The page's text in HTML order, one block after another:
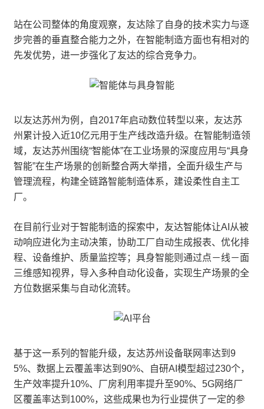
站在公司整体的角度观察，友达除了自身的技术实力与逐
步完善的垂直整合能力之外，在智能制造方面也有相对的
先发优势，进一步强化了友达的综合竞争力。
以友达苏州为例，自2017年启动数位转型以来，友达苏
州累计投入近10亿元用于生产线改造升级。在智能制造领
域，友达苏州围绕“智能体”在工业场景的深度应用与“具身
智能”在生产场景的创新整合两大举措，全面升级生产与
管理流程，构建全链路智能制造体系，建设柔性自主工
厂。
在目前行业对于智能制造的探索中，友达智能体让AI从被
动响应进化为主动决策，协助工厂自动生成报表、优化排
程、设备维护、质量监控等；具身智能则通过点－线－面
三维感知视界，导入多种自动化设备，实现生产场景的全
方位数据采集与自动化流转。
基于这一系列的智能升级，友达苏州设备联网率达到9
5%、数据上云覆盖率达到90%、自研AI模型超过230个，
生产效率提升10%、厂房利用率提升至90%、5G网络厂
区覆盖率达到100%，这些成果也为行业提供了一定的参